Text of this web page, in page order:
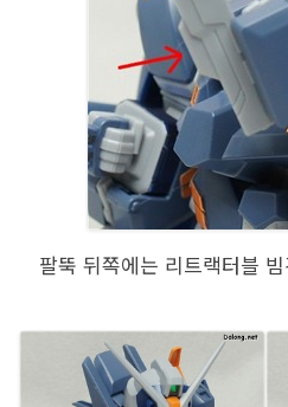
팔뚝 뒤쪽에는 리트랙터블